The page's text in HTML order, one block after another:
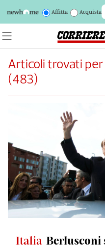
Affitta Acquista
Articoli trovati per
(483)
Italia Berlusconi